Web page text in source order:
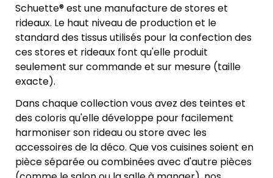
Schuette® est une manufacture de stores et
rideaux. Le haut niveau de production et le
standard des tissus utilisés pour la confection des
ces stores et rideaux font qu'elle produit
seulement sur commande et sur mesure (taille
exacte).
Dans chaque collection vous avez des teintes et
des coloris qu'elle développe pour facilement
harmoniser son rideau ou store avec les
accessoires de la déco. Que vos cuisines soient en
pièce séparée ou combinées avec d'autre pièces